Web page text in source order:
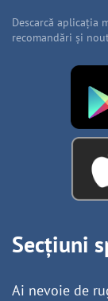
Descarcă aplicația
recomandări și
Secțiuni
Ai nevoie de